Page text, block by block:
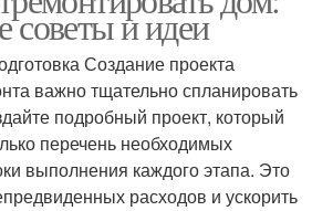
советы и идеи
Создание проекта
важно тщательно спланировать
подробный проект, который
перечень необходимых
выполнения каждого этапа. Это
расходов и ускорить